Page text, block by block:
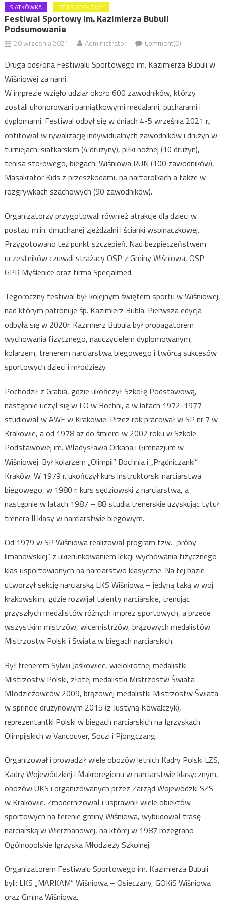
SIATKÓWKA
TENIS STOŁOWY
Festiwal Sportowy Im. Kazimierza Bubuli
Podsumowanie
20 września 2021 Administrator Comment(0)
Druga odsłona Festiwalu Sportowego im. Kazimierza Bubuli w
Wiśniowej za nami.
W imprezie wzięło udział około 600 zawodników, którzy
zostali uhonorowani pamiątkowymi medalami, pucharami i
dyplomami. Festiwal odbył się w dniach 4-5 września 2021 r.,
obfitował w rywalizację indywidualnych zawodników i drużyn w
turniejach: siatkarskim (4 drużyny), piłki nożnej (10 drużyn),
tenisa stołowego, biegach: Wiśniowa RUN (100 zawodników),
Masakrator Kids z przeszkodami, na nartorolkach a także w
rozgrywkach szachowych (90 zawodników).
Organizatorzy przygotowali również atrakcje dla dzieci w
postaci m.in. dmuchanej zjeżdżalni i ścianki wspinaczkowej.
Przygotowano też punkt szczepień. Nad bezpieczeństwem
uczestników czuwali strażacy OSP z Gminy Wiśniowa, OSP
GPR Myślenice oraz firma Specjalmed.
Tegoroczny festiwal był kolejnym świętem sportu w Wiśniowej,
nad którym patronuje śp. Kazimierz Bubla. Pierwsza edycja
odbyła się w 2020r. Kazimierz Bubula był propagatorem
wychowania fizycznego, nauczycielem dyplomowanym,
kolarzem, trenerem narciarstwa biegowego i twórcą sukcesów
sportowych dzieci i młodzieży.
Pochodził z Grabia, gdzie ukończył Szkołę Podstawową,
następnie uczył się w LO w Bochni, a w latach 1972-1977
studiował w AWF w Krakowie. Przez rok pracował w SP nr 7 w
Krakowie, a od 1978 aż do śmierci w 2002 roku w Szkole
Podstawowej im. Władysława Orkana i Gimnazjum w
Wiśniowej. Był kolarzem „Olimpii” Bochnia i „Prądniczanki”
Kraków. W 1979 r. ukończył kurs instruktorski narciarstwa
biegowego, w 1980 r. kurs sędziowski z narciarstwa, a
następnie w latach 1987 – 88 studia trenerskie uzyskując tytuł
trenera II klasy w narciarstwie biegowym.
Od 1979 w SP Wiśniowa realizował program tzw. „próby
limanowskiej” z ukierunkowaniem lekcji wychowania fizycznego
klas usportowionych na narciarstwo klasyczne. Na tej bazie
utworzył sekcję narciarską LKS Wiśniowa – jedyną taką w woj.
krakowskim, gdzie rozwijał talenty narciarskie, trenując
przyszłych medalistów różnych imprez sportowych, a przede
wszystkim mistrzów, wicemistrzów, brązowych medalistów
Mistrzostw Polski i Świata w biegach narciarskich.
Był trenerem Sylwii Jaśkowiec, wielokrotnej medalistki
Mistrzostw Polski, złotej medalistki Mistrzostw Świata
Młodzieżowców 2009, brązowej medalistki Mistrzostw Świata
w sprincie drużynowym 2015 (z Justyną Kowalczyk),
reprezentantki Polski w biegach narciarskich na Igrzyskach
Olimpijskich w Vancouver, Soczi i Pjongczang.
Organizował i prowadził wiele obozów letnich Kadry Polski LZS,
Kadry Wojewódzkiej i Makroregionu w narciarstwie klasycznym,
obozów UKS i organizowanych przez Zarząd Wojewódzki SZS
w Krakowie. Zmodernizował i usprawnił wiele obiektów
sportowych na terenie gminy Wiśniowa, wybudował trasę
narciarską w Wierzbanowej, na której w 1987 rozegrano
Ogólnopolskie Igrzyska Młodzieży Szkolnej.
Organizatorem Festiwalu Sportowego im. Kazimierza Bubuli
byli: LKS „MARKAM” Wiśniowa – Osieczany, GOKiS Wiśniowa
oraz Gmina Wiśniowa.